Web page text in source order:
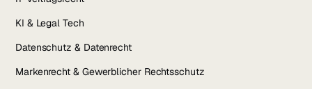
KI & Legal Tech
Datenschutz & Datenrecht
Markenrecht & Gewerblicher Rechtsschutz